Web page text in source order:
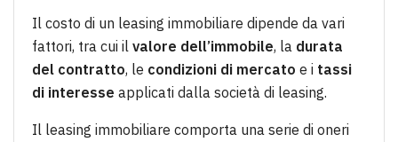
Il costo di un leasing immobiliare dipende da vari
fattori, tra cui il valore dell’immobile, la durata
del contratto, le condizioni di mercato e i tassi
di interesse applicati dalla società di leasing.
Il leasing immobiliare comporta una serie di oneri